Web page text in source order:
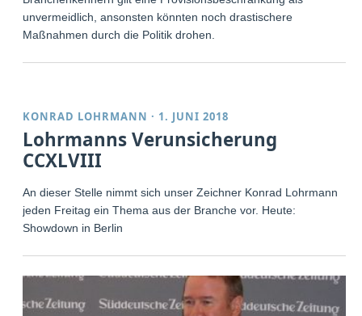
unvermeidlich, ansonsten könnten noch drastischere
Maßnahmen durch die Politik drohen.
KONRAD LOHRMANN · 1. JUNI 2018
Lohrmanns Verunsicherung
CCXLVIII
An dieser Stelle nimmt sich unser Zeichner Konrad Lohrmann
jeden Freitag ein Thema aus der Branche vor. Heute:
Showdown in Berlin